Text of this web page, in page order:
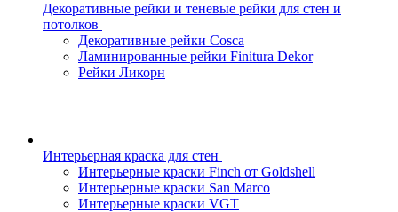
Декоративные рейки и теневые рейки для стен и
потолков
Декоративные рейки Cosca
Ламинированные рейки Finitura Dekor
Рейки Ликорн
Интерьерная краска для стен
Интерьерные краски Finch от Goldshell
Интерьерные краски San Marco
Интерьерные краски VGT